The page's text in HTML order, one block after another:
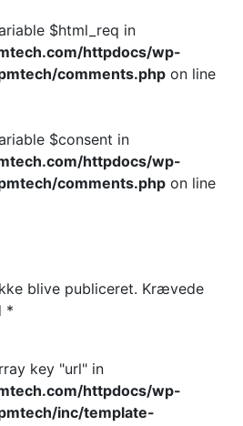
$html_req in
httpdocs/wp-
comments.php on line
$consent in
httpdocs/wp-
comments.php on line
blive publiceret. Krævede
*
key "url" in
httpdocs/wp-
inc/template-